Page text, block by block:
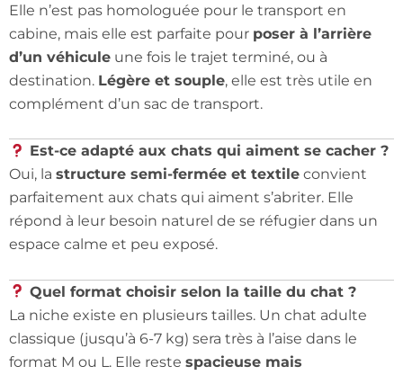
Elle n’est pas homologuée pour le transport en
cabine, mais elle est parfaite pour poser à l’arrière
d’un véhicule une fois le trajet terminé, ou à
destination. Légère et souple, elle est très utile en
complément d’un sac de transport.
Est-ce adapté aux chats qui aiment se cacher ?
Oui, la structure semi-fermée et textile convient
parfaitement aux chats qui aiment s’abriter. Elle
répond à leur besoin naturel de se réfugier dans un
espace calme et peu exposé.
Quel format choisir selon la taille du chat ?
La niche existe en plusieurs tailles. Un chat adulte
classique (jusqu’à 6-7 kg) sera très à l’aise dans le
format M ou L. Elle reste spacieuse mais